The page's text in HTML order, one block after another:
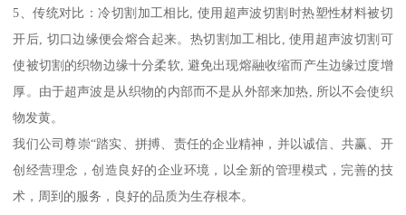
5、传统对比：冷切割加工相比, 使用超声波切割时热塑性材料被切
开后, 切口边缘便会熔合起来。热切割加工相比, 使用超声波切割可
使被切割的织物边缘十分柔软, 避免出现熔融收缩而产生边缘过度增
厚。由于超声波是从织物的内部而不是从外部来加热, 所以不会使织
物发黄。
我们公司尊崇“踏实、拼搏、责任的企业精神，并以诚信、共赢、开
创经营理念，创造良好的企业环境，以全新的管理模式，完善的技
术，周到的服务，良好的品质为生存根本。